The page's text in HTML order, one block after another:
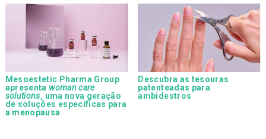
Mesoestetic Pharma Group
apresenta woman care
solutions, uma nova geração
de soluções específicas para
a menopausa
Descubra as tesouras
patenteadas para
ambidestros